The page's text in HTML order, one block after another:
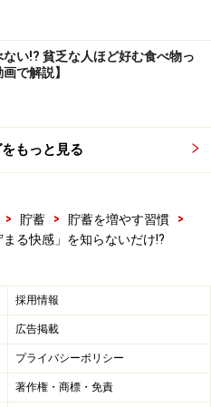
お給料を手にする前に、自
蓄が確保されるからです。
積立定期預金。毎月一定額
れる仕組みです。
る「自動入金サービス」も
金が貯まります。それを続
と増えていき、やがて100
とでしょう。
たら、ある程度のことは
い!? 貧乏な人ほど好む食べ物っ
で解説】
もっと見る
> 貯蓄 > 貯蓄を増やす習慣
>
る快感」を知らないだけ!?
採用情報
広告掲載
プライバシーポリシー
著作権・商標・免責